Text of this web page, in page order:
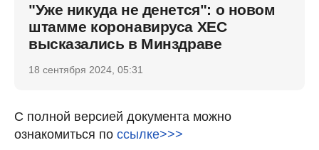
"Уже никуда не денется": о новом
штамме коронавируса ХЕС
высказались в Минздраве
18 сентября 2024, 05:31
С полной версией документа можно
ознакомиться по ссылке>>>